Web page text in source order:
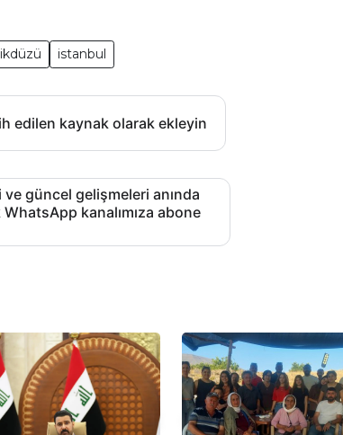
istanbul
edilen kaynak olarak ekleyin
güncel gelişmeleri anında
kanalımıza abone